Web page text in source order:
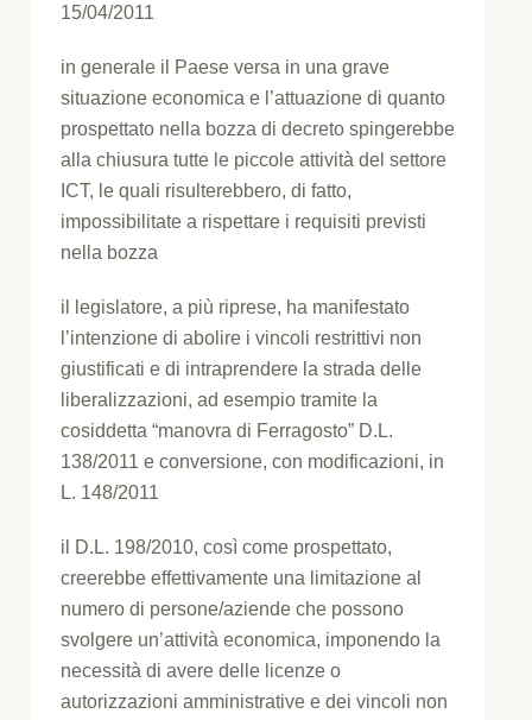
15/04/2011
in generale il Paese versa in una grave
situazione economica e l’attuazione di quanto
prospettato nella bozza di decreto spingerebbe
alla chiusura tutte le piccole attività del settore
ICT, le quali risulterebbero, di fatto,
impossibilitate a rispettare i requisiti previsti
nella bozza
il legislatore, a più riprese, ha manifestato
l’intenzione di abolire i vincoli restrittivi non
giustificati e di intraprendere la strada delle
liberalizzazioni, ad esempio tramite la
cosiddetta “manovra di Ferragosto” D.L.
138/2011 e conversione, con modificazioni, in
L. 148/2011
il D.L. 198/2010, così come prospettato,
creerebbe effettivamente una limitazione al
numero di persone/aziende che possono
svolgere un’attività economica, imponendo la
necessità di avere delle licenze o
autorizzazioni amministrative e dei vincoli non